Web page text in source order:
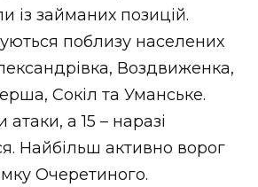
із займаних позицій.
поблизу населених
Воздвиженка,
Сокіл та Уманське.
а 15 – наразі
Найбільш активно ворог
Очеретиного.